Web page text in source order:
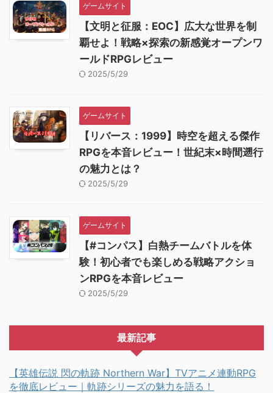
ゲームサイト
【文明と征服：EOC】広大な世界を制
覇せよ！戦略×探索の新感覚オープンワ
ールドRPGレビュー
2025/5/29
ゲームサイト
【リバース：1999】時空を超える傑作
RPGを本音レビュー！世紀末×時間遡行
の魅力とは？
2025/5/29
ゲームサイト
【#コンパス】白熱チームバトルを体
験！初心者でも楽しめる戦略アクショ
ンRPGを本音レビュー
2025/5/29
最新記事
【英雄伝説 閃の軌跡 Northern War】TVアニメ連動RPG
を徹底レビュー｜軌跡シリーズの魅力を語る！